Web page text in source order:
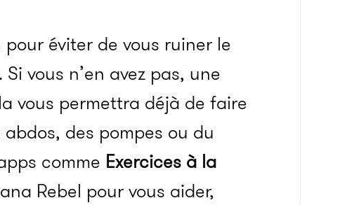
éviter de vous ruiner le
vous n’en avez pas, une
vous permettra déjà de faire
des pompes ou du
comme Exercices à la
Rebel pour vous aider,